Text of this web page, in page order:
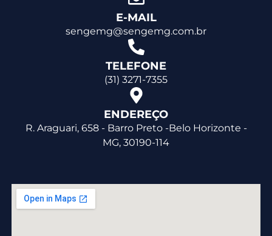
E-MAIL
sengemg@sengemg.com.br
TELEFONE
(31) 3271-7355
ENDEREÇO
R. Araguari, 658 - Barro Preto -Belo Horizonte -
MG, 30190-114